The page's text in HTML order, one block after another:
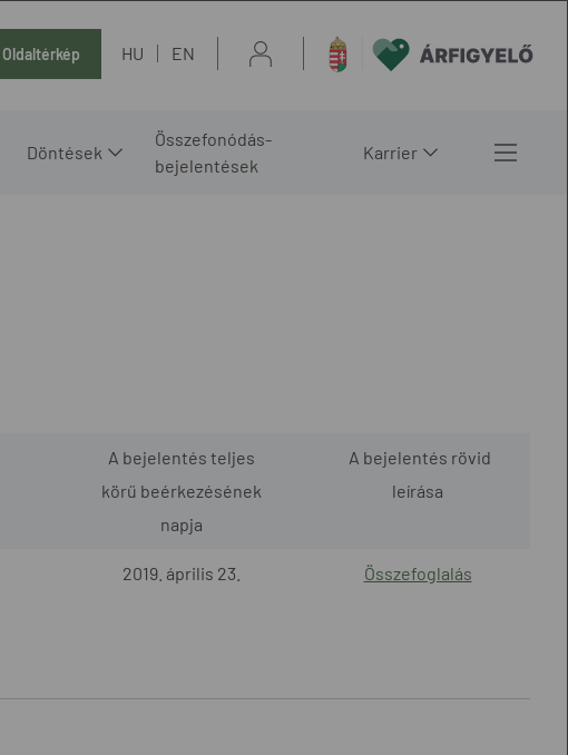
Oldaltérkép HU EN
Döntések
Összefonódás-
bejelentések
Karrier
A bejelentés teljes
körű beérkezésének
napja
A bejelentés rövid
leírása
2019. április 23. Összefoglalás